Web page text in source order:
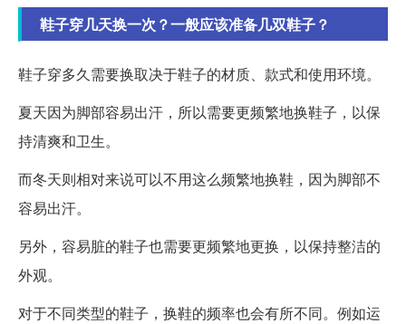
鞋子穿几天换一次？一般应该准备几双鞋子？
鞋子穿多久需要换取决于鞋子的材质、款式和使用环境。
夏天因为脚部容易出汗，所以需要更频繁地换鞋子，以保
持清爽和卫生。
而冬天则相对来说可以不用这么频繁地换鞋，因为脚部不
容易出汗。
另外，容易脏的鞋子也需要更频繁地更换，以保持整洁的
外观。
对于不同类型的鞋子，换鞋的频率也会有所不同。例如运